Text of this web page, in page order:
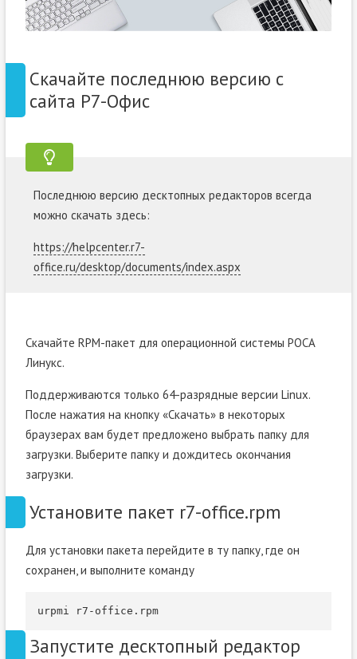
Скачайте последнюю версию с
сайта Р7-Офис
Последнюю версию десктопных редакторов всегда
можно скачать здесь:
https://helpcenter.r7-
office.ru/desktop/documents/index.aspx
Скачайте RPM-пакет для операционной системы РОСА
Линукс.
Поддерживаются только 64-разрядные версии Linux.
После нажатия на кнопку «Скачать» в некоторых
браузерах вам будет предложено выбрать папку для
загрузки. Выберите папку и дождитесь окончания
загрузки.
Установите пакет r7-office.rpm
Для установки пакета перейдите в ту папку, где он
сохранен, и выполните команду
urpmi r7 - office . rpm
Запустите десктопный редактор